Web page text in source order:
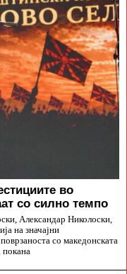
во
со силно темпо
Александар Николоски,
на значајни
со македонската
покана